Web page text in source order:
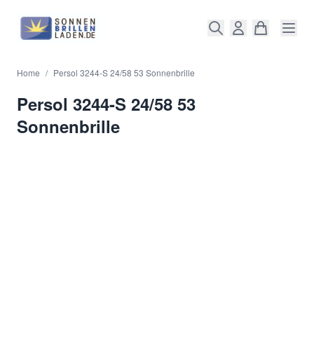
Home / Persol 3244-S 24/58 53 Sonnenbrille
Persol 3244-S 24/58 53
Sonnenbrille